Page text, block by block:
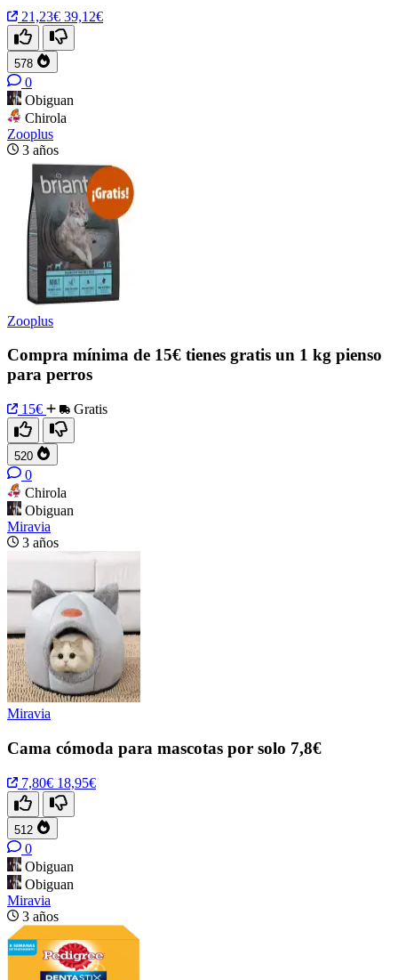
21,23€ 39,12€
578
0
Obiguan
Chirola
Zooplus
3 años
Zooplus
Compra mínima de 15€ tienes gratis un 1 kg pienso
para perros
15€ Gratis
520
0
Chirola
Obiguan
Miravia
3 años
Miravia
Cama cómoda para mascotas por solo 7,8€
7,80€ 18,95€
512
0
Obiguan
Obiguan
Miravia
3 años